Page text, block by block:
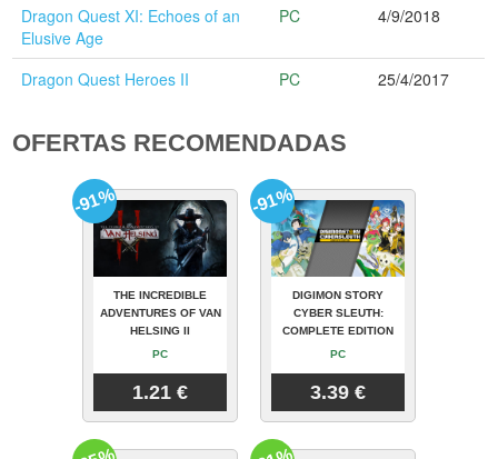
Dragon Quest XI: Echoes of an
Elusive Age
PC 4/9/2018
Dragon Quest Heroes II PC 25/4/2017
OFERTAS RECOMENDADAS
THE INCREDIBLE
ADVENTURES OF VAN
HELSING II
PC
1.21 €
-91%
DIGIMON STORY
CYBER SLEUTH:
COMPLETE EDITION
PC
3.39 €
-91%